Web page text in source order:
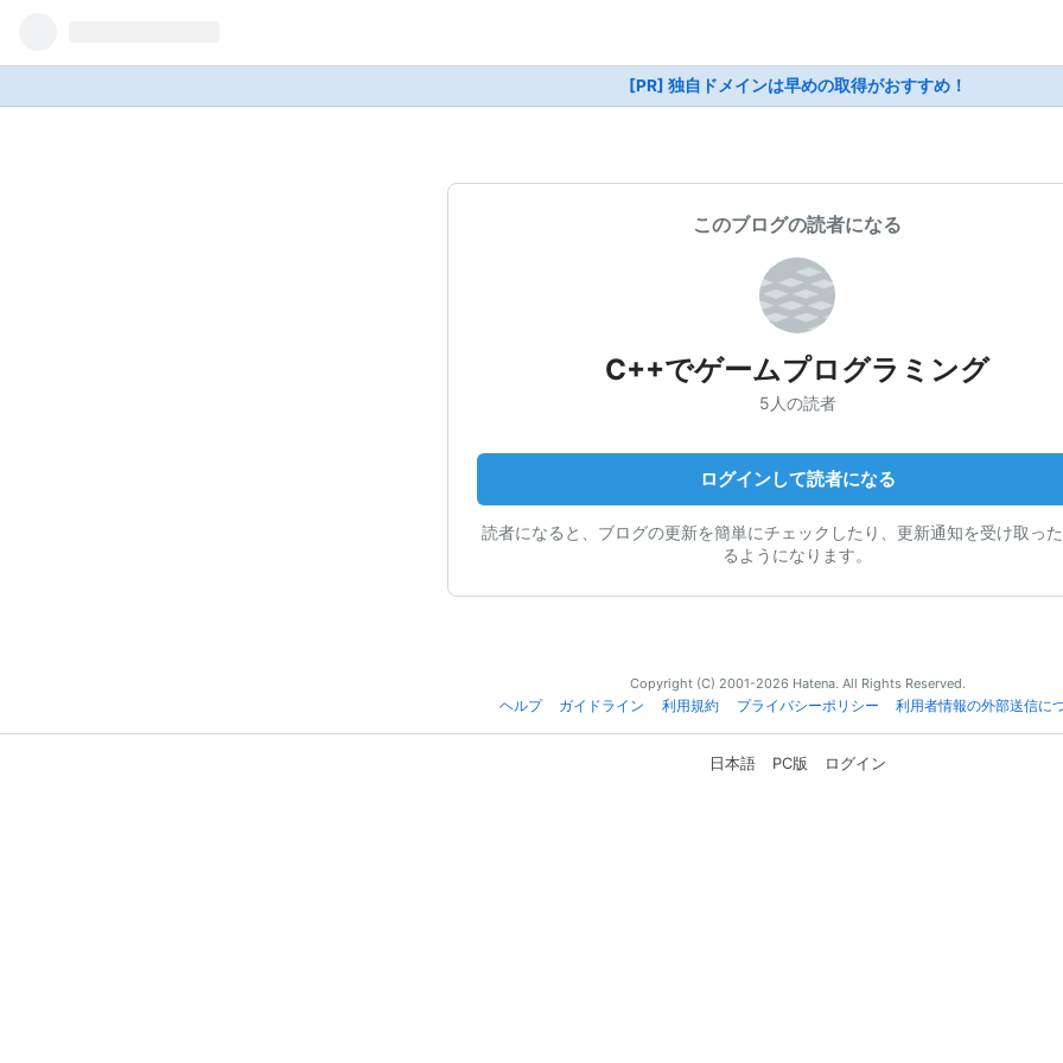
[PR] 独自ドメインは早めの取得がおすすめ！
このブログの読者になる
C++でゲームプログラミング
5人の読者
ログインして読者になる
読者になると、ブログの更新を簡単にチェックしたり、更新通知を受け取っ
るようになります。
Copyright (C) 2001-2026 Hatena. All Rights Reserved.
ヘルプ
ガイドライン 利用規約 プライバシーポリシー 利用者情報の外部送信に
日本語 PC版 ログイン